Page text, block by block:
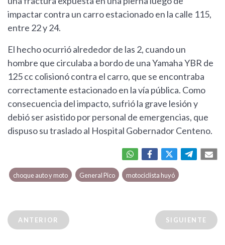
impactar contra un carro estacionado en la calle 115,
entre 22 y 24.
El hecho ocurrió alrededor de las 2, cuando un
hombre que circulaba a bordo de una Yamaha YBR de
125 cc colisionó contra el carro, que se encontraba
correctamente estacionado en la vía pública. Como
consecuencia del impacto, sufrió la grave lesión y
debió ser asistido por personal de emergencias, que
dispuso su traslado al Hospital Gobernador Centeno.
choque auto y moto General Pico motociclista huyó
ANTERIOR SIGUIENTE